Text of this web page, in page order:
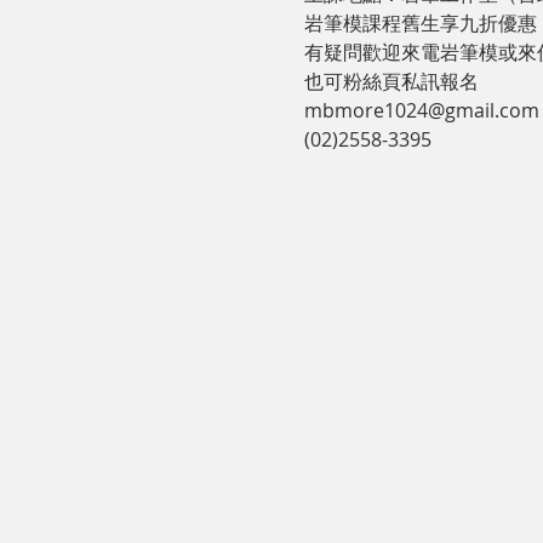
岩筆模課程舊生享九折優惠
有疑問歡迎來電岩筆模或來
也可粉絲頁私訊報名
mbmore1024@gmail.com
(02)2558-3395